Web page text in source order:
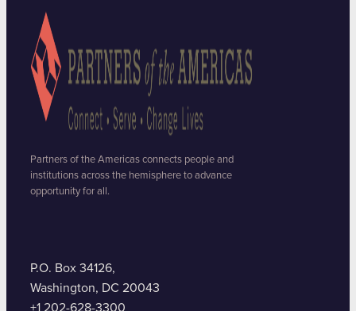
Partners of the Americas connects people and
institutions across the hemisphere to advance
opportunity for all.
P.O. Box 34126,
Washington, DC 20043
+1 202-628-3300